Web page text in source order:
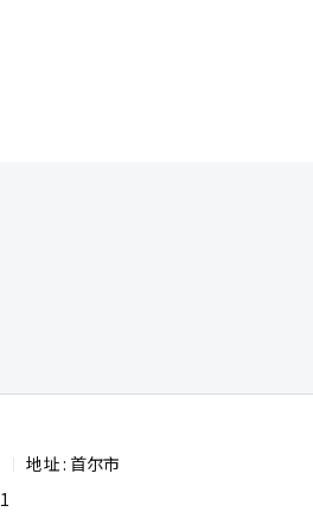
地址 : 首尔市